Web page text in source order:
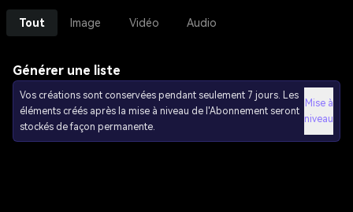
Tout Image Vidéo Audio
Générer une liste
Vos créations sont conservées pendant seulement 7 jours. Les
éléments créés après la mise à niveau de l'Abonnement seront
stockés de façon permanente.
Mise à
niveau